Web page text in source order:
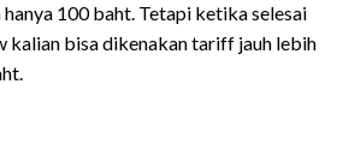
100 baht. Tetapi ketika selesai
kalian bisa dikenakan tariff jauh lebih